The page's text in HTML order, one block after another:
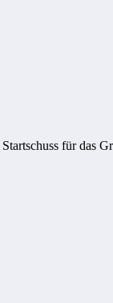
für das